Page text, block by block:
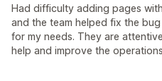
Had difficulty adding pages
and the team helped fix the
for my needs. They are
help and improve the